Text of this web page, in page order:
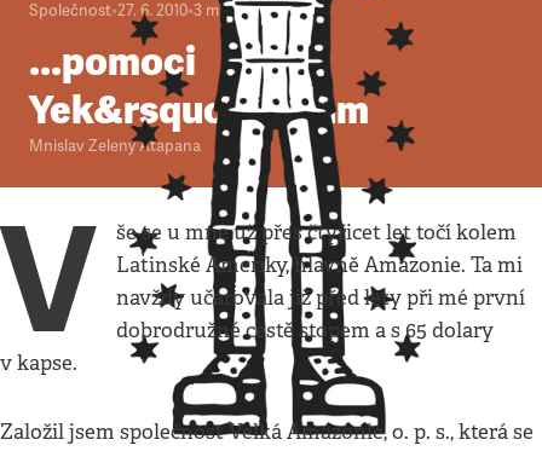
Společnost•27. 6. 2010•3 minuty
...pomoci
Yek&rsquo;wanům
Mnislav Zelený Atapana
V
še se u mne už přes čtyřicet let točí kolem
Latinské Ameriky, hlavně Amazonie. Ta mi
navždy učarovala již před lety při mé první
dobrodružné cestě stopem a s 65 dolary
v kapse.
Založil jsem společnost Velká Amazonie, o. p. s., která se